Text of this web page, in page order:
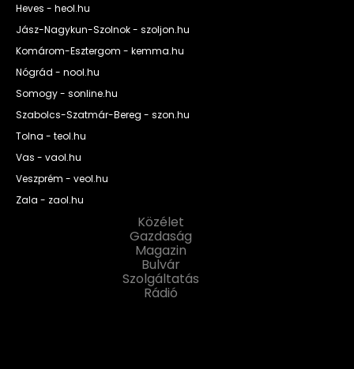
Heves - heol.hu
Jász-Nagykun-Szolnok - szoljon.hu
Komárom-Esztergom - kemma.hu
Nógrád - nool.hu
Somogy - sonline.hu
Szabolcs-Szatmár-Bereg - szon.hu
Tolna - teol.hu
Vas - vaol.hu
Veszprém - veol.hu
Zala - zaol.hu
Közélet
Gazdaság
Magazin
Bulvár
Szolgáltatás
Rádió